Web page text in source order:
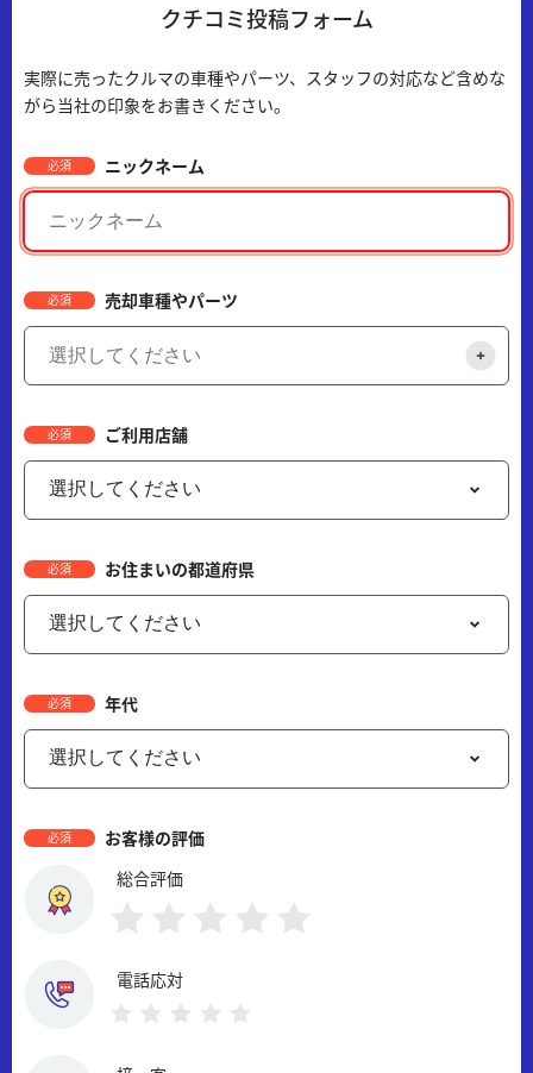
クチコミ投稿フォーム
実際に売ったクルマの車種やパーツ、スタッフの対応など含めな
がら当社の印象をお書きください。
必須 ニックネーム
必須 売却車種やパーツ
必須 ご利用店舗
必須 お住まいの都道府県
必須 年代
必須
お客様の評価
総合評価
電話応対